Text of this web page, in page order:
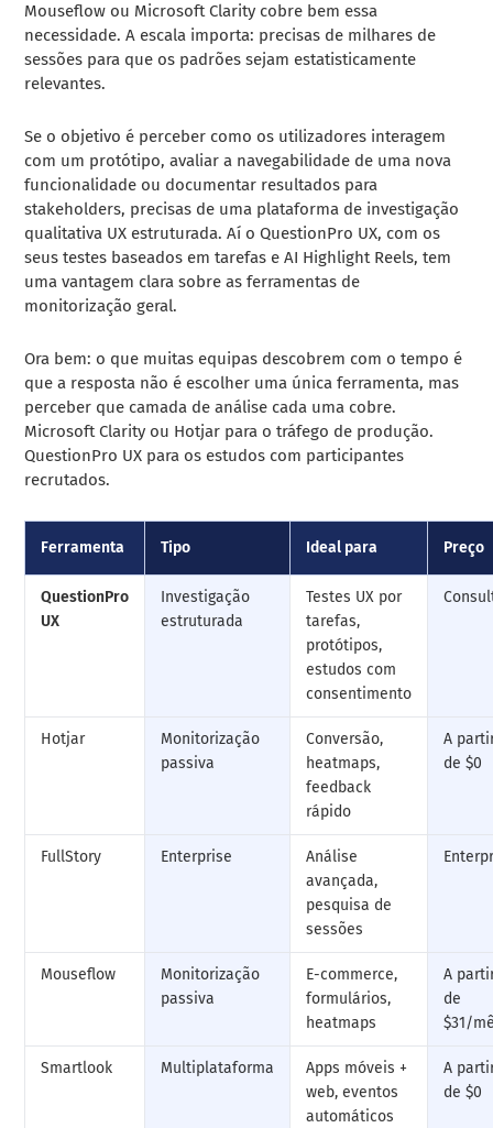
Mouseflow ou Microsoft Clarity cobre bem essa
necessidade. A escala importa: precisas de milhares de
sessões para que os padrões sejam estatisticamente
relevantes.
Se o objetivo é perceber como os utilizadores interagem
com um protótipo, avaliar a navegabilidade de uma nova
funcionalidade ou documentar resultados para
stakeholders, precisas de uma plataforma de investigação
qualitativa UX estruturada. Aí o QuestionPro UX, com os
seus testes baseados em tarefas e AI Highlight Reels, tem
uma vantagem clara sobre as ferramentas de
monitorização geral.
Ora bem: o que muitas equipas descobrem com o tempo é
que a resposta não é escolher uma única ferramenta, mas
perceber que camada de análise cada uma cobre.
Microsoft Clarity ou Hotjar para o tráfego de produção.
QuestionPro UX para os estudos com participantes
recrutados.
Ferramenta Tipo Ideal para Preço
QuestionPro
UX
Investigação
estruturada
Testes UX por
tarefas,
protótipos,
estudos com
consentimento
Hotjar
Monitorização
passiva
Conversão,
heatmaps,
feedback
rápido
A
de $0
FullStory Enterprise
Análise
avançada,
pesquisa de
sessões
Mouseflow
Monitorização
passiva
E-commerce,
formulários,
heatmaps
A
de
$31/
Smartlook Multiplataforma
Apps móveis +
web, eventos
automáticos
A
de $0